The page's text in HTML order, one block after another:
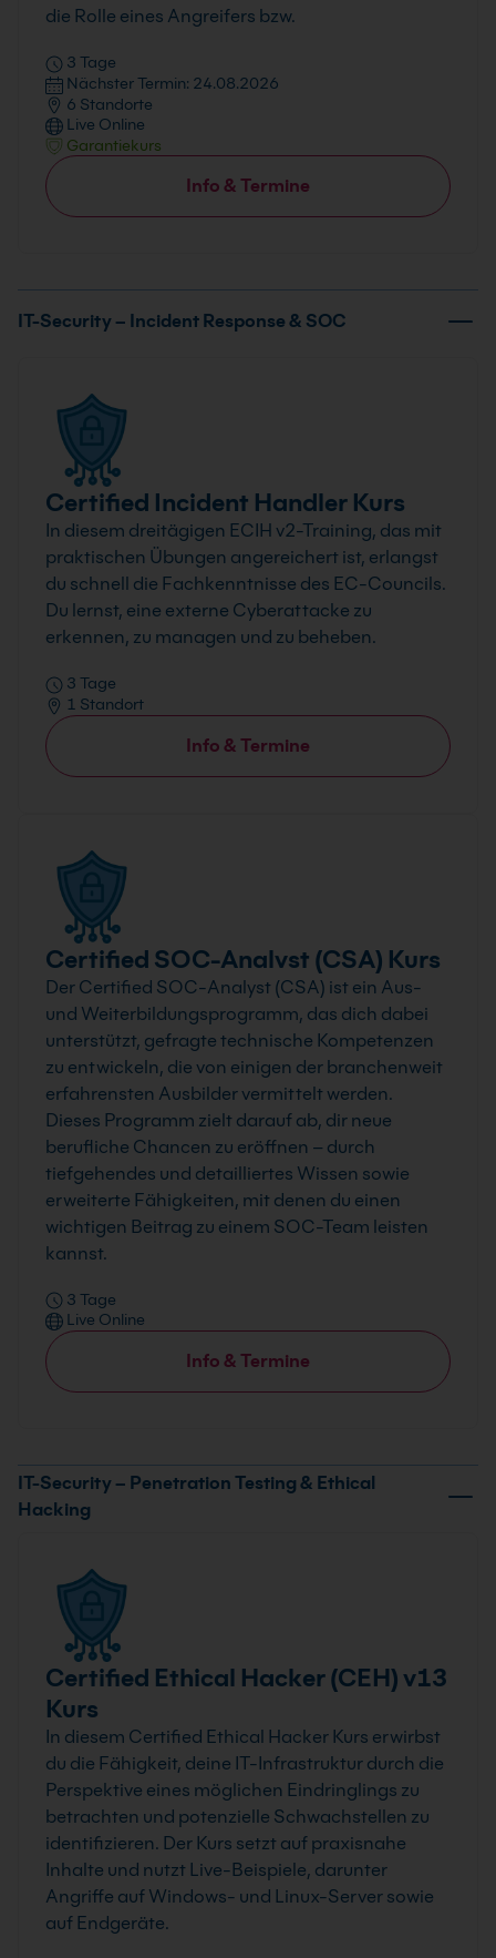
die Rolle eines Angreifers bzw.
3 Tage
Nächster Termin: 24.08.2026
6 Standorte
Live Online
Garantiekurs
Info & Termine
IT-Security – Incident Response & SOC
Certified Incident Handler Kurs
In diesem dreitägigen ECIH v2-Training, das mit
praktischen Übungen angereichert ist, erlangst
du schnell die Fachkenntnisse des EC-Councils.
Du lernst, eine externe Cyberattacke zu
erkennen, zu managen und zu beheben.
3 Tage
1 Standort
Info & Termine
Certified SOC-Analvst (CSA) Kurs
Der Certified SOC-Analyst (CSA) ist ein Aus-
und Weiterbildungsprogramm, das dich dabei
unterstützt, gefragte technische Kompetenzen
zu entwickeln, die von einigen der branchenweit
erfahrensten Ausbilder vermittelt werden.
Dieses Programm zielt darauf ab, dir neue
berufliche Chancen zu eröffnen – durch
tiefgehendes und detailliertes Wissen sowie
erweiterte Fähigkeiten, mit denen du einen
wichtigen Beitrag zu einem SOC-Team leisten
kannst.
3 Tage
Live Online
Info & Termine
IT-Security – Penetration Testing & Ethical
Hacking
Certified Ethical Hacker (CEH) v13
Kurs
In diesem Certified Ethical Hacker Kurs erwirbst
du die Fähigkeit, deine IT-Infrastruktur durch die
Perspektive eines möglichen Eindringlings zu
betrachten und potenzielle Schwachstellen zu
identifizieren. Der Kurs setzt auf praxisnahe
Inhalte und nutzt Live-Beispiele, darunter
Angriffe auf Windows- und Linux-Server sowie
auf Endgeräte.